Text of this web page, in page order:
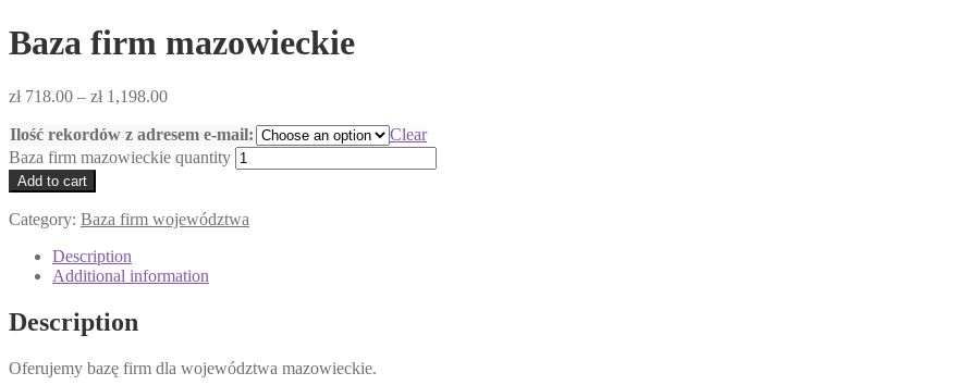
Baza firm mazowieckie
zł718.00 – zł1,198.00
Ilość rekordów z adresem e-mail:
Clear
Baza firm mazowieckie quantity
Add to cart
Category: Baza firm województwa
Description
Additional information
Description
Oferujemy bazę firm dla województwa mazowieckie.